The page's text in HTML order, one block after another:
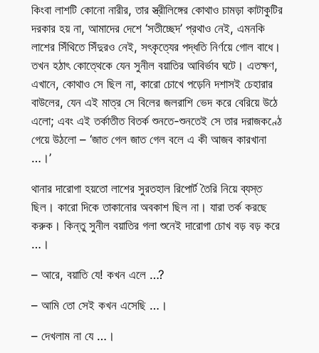
কিংবা লাশটি কোনো নারীর, তার স্ত্রীলিঙ্গের কোথাও চামড়া কাটাকুটির
দরকার হয় না, আমাদের দেশে ‘সতীচ্ছেদ’ প্রথাও নেই, এমনকি
লাশের সিঁথিতে সিঁদুরও নেই, সৎকৃত্যের পদ্ধতি নির্ণয়ে গোল বাধে।
তখন হঠাৎ কোত্থেকে যেন সুনীল বয়াতির আবির্ভাব ঘটে। এতক্ষণ,
এখানে, কোথাও সে ছিল না, কারো চোখে পড়েনি দশাসই চেহারার
বাউলের, যেন এই মাত্র সে বিলের জলরাশি ভেদ করে বেরিয়ে উঠে
এলো; এবং এই তর্কাতীত বিতর্ক শুনতে-শুনতেই সে তার দরাজকণ্ঠে
গেয়ে উঠলো – ‘জাত গেল জাত গেল বলে এ কী আজব কারখানা
…।’
থানার দারোগা হয়তো লাশের সুরতহাল রিপোর্ট তৈরি নিয়ে ব্যস্ত
ছিল। কারো দিকে তাকানোর অবকাশ ছিল না। যারা তর্ক করছে
করুক। কিন্তু সুনীল বয়াতির গলা শুনেই দারোগা চোখ বড় বড় করে
…।
– আরে, বয়াতি যে! কখন এলে …?
– আমি তো সেই কখন এসেছি …।
– দেখলাম না যে …।